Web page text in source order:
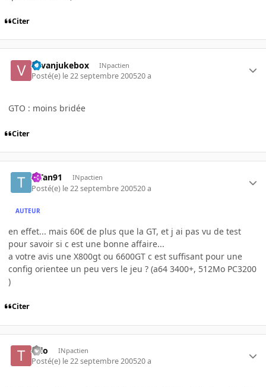
Citer
vavanjukebox INpactien
Posté(e) le 22 septembre 200520 a
GTO : moins bridée
Citer
TiTan91 INpactien
Posté(e) le 22 septembre 200520 a
AUTEUR
en effet... mais 60€ de plus que la GT, et j ai pas vu de test
pour savoir si c est une bonne affaire...
a votre avis une X800gt ou 6600GT c est suffisant pour une
config orientee un peu vers le jeu ? (a64 3400+, 512Mo PC3200
)
Citer
tolo INpactien
Posté(e) le 22 septembre 200520 a